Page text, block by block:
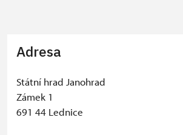
Adresa
Státní hrad Janohrad
Zámek 1
691 44 Lednice